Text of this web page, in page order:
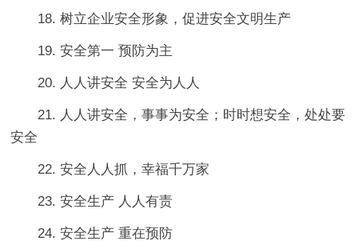
18. 树立企业安全形象，促进安全文明生产
19. 安全第一 预防为主
20. 人人讲安全 安全为人人
21. 人人讲安全，事事为安全；时时想安全，处处要
安全
22. 安全人人抓，幸福千万家
23. 安全生产 人人有责
24. 安全生产 重在预防